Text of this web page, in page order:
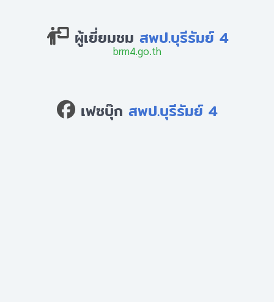
ผู้เยี่ยมชม สพป.บุรีรัมย์ 4
brm4.go.th
เฟซบุ๊ก สพป.บุรีรัมย์ 4